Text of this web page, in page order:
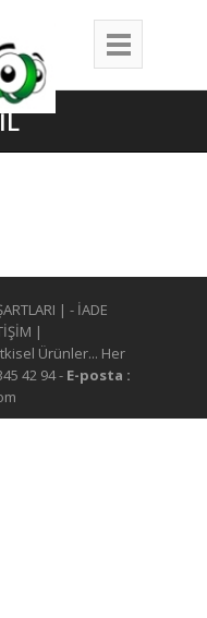
| - İADE
|
Ürünler... Her
42 94 - E-posta :